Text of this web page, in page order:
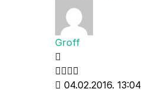
Groff
04.02.2016. 13:04